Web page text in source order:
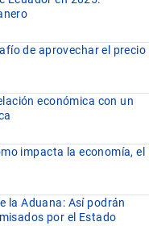
de aprovechar el precio
económica con un
impacta la economía, el
la Aduana: Así podrán
por el Estado